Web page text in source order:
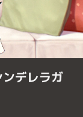
デレラガ